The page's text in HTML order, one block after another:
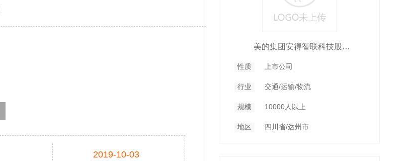
2019-10-03
美的集团安得智联科技股份有限公司
性质 上市公司
行业 交通/运输/物流
规模 10000人以上
地区 四川省/达州市